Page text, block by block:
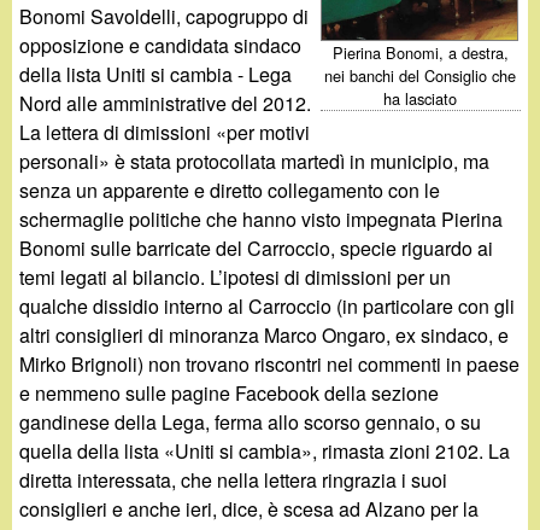
i
n
o
.
i
t
c
a
Pierina Bonomi, a destra,
nei banchi del Consiglio che
ha lasciato
Bonomi Savoldelli, capogruppo di
opposizione e candidata sindaco
della lista Uniti si cambia - Lega
Nord alle amministrative del 2012.
La lettera di dimissioni «per motivi
personali» è stata protocollata martedì in municipio, ma
senza un apparente e diretto collegamento con le
schermaglie politiche che hanno visto impegnata Pierina
Bonomi sulle barricate del Carroccio, specie riguardo ai
temi legati al bilancio. L’ipotesi di dimissioni per un
qualche dissidio interno al Carroccio (in particolare con gli
altri consiglieri di minoranza Marco Ongaro, ex sindaco, e
Mirko Brignoli) non trovano riscontri nei commenti in paese
e nemmeno sulle pagine Facebook della sezione
gandinese della Lega, ferma allo scorso gennaio, o su
quella della lista «Uniti si cambia», rimasta zioni 2102. La
diretta interessata, che nella lettera ringrazia i suoi
consiglieri e anche ieri, dice, è scesa ad Alzano per la